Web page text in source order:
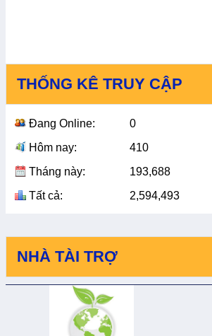
THỐNG KÊ TRUY CẬP
Đang Online:
0
Hôm nay:
410
Tháng này:
193,688
Tất cả:
2,594,493
NHÀ TÀI TRỢ